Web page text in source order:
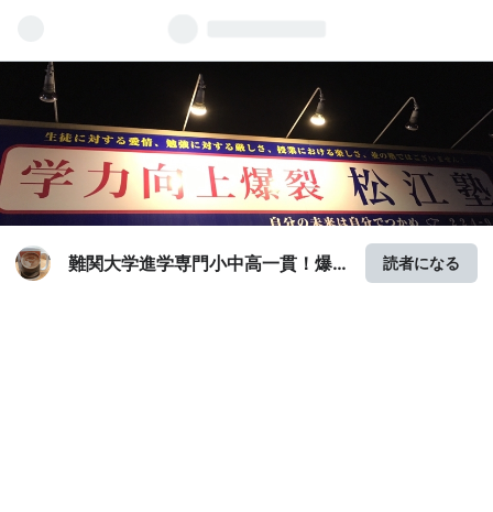
難関大学進学専門小中高一貫！爆
読者になる